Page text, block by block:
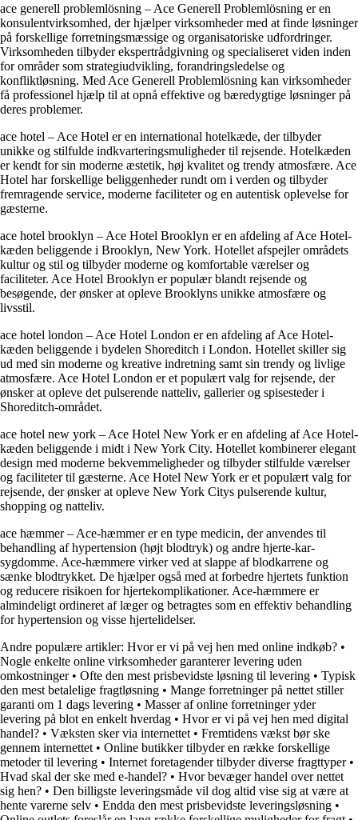
ace generell problemlösning – Ace Generell Problemlösning er en
konsulentvirksomhed, der hjælper virksomheder med at finde løsninger
på forskellige forretningsmæssige og organisatoriske udfordringer.
Virksomheden tilbyder ekspertrådgivning og specialiseret viden inden
for områder som strategiudvikling, forandringsledelse og
konfliktløsning. Med Ace Generell Problemlösning kan virksomheder
få professionel hjælp til at opnå effektive og bæredygtige løsninger på
deres problemer.
ace hotel – Ace Hotel er en international hotelkæde, der tilbyder
unikke og stilfulde indkvarteringsmuligheder til rejsende. Hotelkæden
er kendt for sin moderne æstetik, høj kvalitet og trendy atmosfære. Ace
Hotel har forskellige beliggenheder rundt om i verden og tilbyder
fremragende service, moderne faciliteter og en autentisk oplevelse for
gæsterne.
ace hotel brooklyn – Ace Hotel Brooklyn er en afdeling af Ace Hotel-
kæden beliggende i Brooklyn, New York. Hotellet afspejler områdets
kultur og stil og tilbyder moderne og komfortable værelser og
faciliteter. Ace Hotel Brooklyn er populær blandt rejsende og
besøgende, der ønsker at opleve Brooklyns unikke atmosfære og
livsstil.
ace hotel london – Ace Hotel London er en afdeling af Ace Hotel-
kæden beliggende i bydelen Shoreditch i London. Hotellet skiller sig
ud med sin moderne og kreative indretning samt sin trendy og livlige
atmosfære. Ace Hotel London er et populært valg for rejsende, der
ønsker at opleve det pulserende natteliv, gallerier og spisesteder i
Shoreditch-området.
ace hotel new york – Ace Hotel New York er en afdeling af Ace Hotel-
kæden beliggende i midt i New York City. Hotellet kombinerer elegant
design med moderne bekvemmeligheder og tilbyder stilfulde værelser
og faciliteter til gæsterne. Ace Hotel New York er et populært valg for
rejsende, der ønsker at opleve New York Citys pulserende kultur,
shopping og natteliv.
ace hæmmer – Ace-hæmmer er en type medicin, der anvendes til
behandling af hypertension (højt blodtryk) og andre hjerte-kar-
sygdomme. Ace-hæmmere virker ved at slappe af blodkarrene og
sænke blodtrykket. De hjælper også med at forbedre hjertets funktion
og reducere risikoen for hjertekomplikationer. Ace-hæmmere er
almindeligt ordineret af læger og betragtes som en effektiv behandling
for hypertension og visse hjertelidelser.
Andre populære artikler: Hvor er vi på vej hen med online indkøb? •
Nogle enkelte online virksomheder garanterer levering uden
omkostninger• Ofte den mest prisbevidste løsning til levering • Typisk
den mest betalelige fragtløsning • Mange forretninger på nettet stiller
garanti om 1 dags levering • Masser af online forretninger yder
levering på blot en enkelt hverdag • Hvor er vi på vej hen med digital
handel? • Væksten sker via internettet • Fremtidens vækst bør ske
gennem internettet • Online butikker tilbyder en række forskellige
metoder til levering • Internet foretagender tilbyder diverse fragttyper•
Hvad skal der ske med e-handel? • Hvor bevæger handel over nettet
sig hen? • Den billigste leveringsmåde vil dog altid vise sig at være at
hente varerne selv • Endda den mest prisbevidste leveringsløsning •